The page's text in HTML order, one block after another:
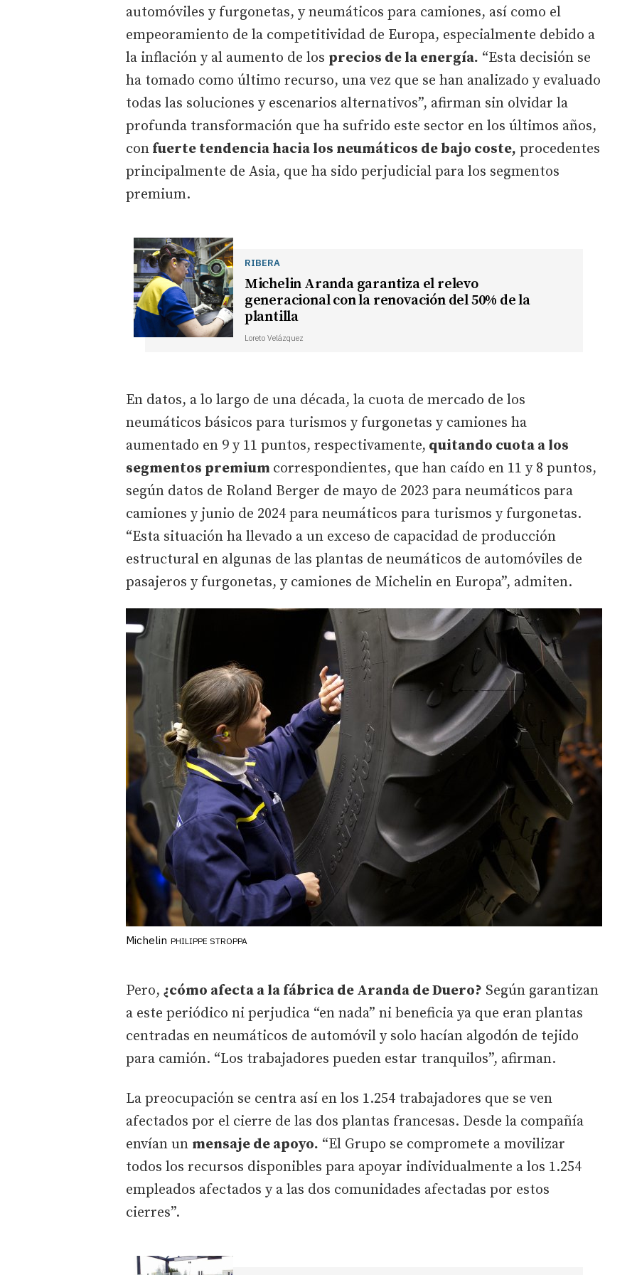
automóviles y furgonetas, y neumáticos para camiones, así como el
empeoramiento de la competitividad de Europa, especialmente debido a
la inflación y al aumento de los precios de la energía. “Esta decisión se
ha tomado como último recurso, una vez que se han analizado y evaluado
todas las soluciones y escenarios alternativos”, afirman sin olvidar la
profunda transformación que ha sufrido este sector en los últimos años,
con fuerte tendencia hacia los neumáticos de bajo coste, procedentes
principalmente de Asia, que ha sido perjudicial para los segmentos
premium.
RIBERA
Michelin Aranda garantiza el relevo
generacional con la renovación del 50% de la
plantilla
Loreto Velázquez
En datos, a lo largo de una década, la cuota de mercado de los
neumáticos básicos para turismos y furgonetas y camiones ha
aumentado en 9 y 11 puntos, respectivamente, quitando cuota a los
segmentos premium correspondientes, que han caído en 11 y 8 puntos,
según datos de Roland Berger de mayo de 2023 para neumáticos para
camiones y junio de 2024 para neumáticos para turismos y furgonetas.
“Esta situación ha llevado a un exceso de capacidad de producción
estructural en algunas de las plantas de neumáticos de automóviles de
pasajeros y furgonetas, y camiones de Michelin en Europa”, admiten.
Michelin PHILIPPE STROPPA
Pero, ¿cómo afecta a la fábrica de Aranda de Duero? Según garantizan
a este periódico ni perjudica “en nada” ni beneficia ya que eran plantas
centradas en neumáticos de automóvil y solo hacían algodón de tejido
para camión. “Los trabajadores pueden estar tranquilos”, afirman.
La preocupación se centra así en los 1.254 trabajadores que se ven
afectados por el cierre de las dos plantas francesas. Desde la compañía
envían un mensaje de apoyo. “El Grupo se compromete a movilizar
todos los recursos disponibles para apoyar individualmente a los 1.254
empleados afectados y a las dos comunidades afectadas por estos
cierres”.